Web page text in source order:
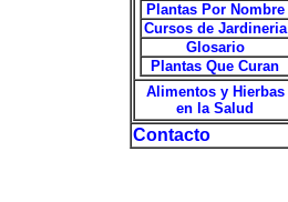
Plantas Por Nombre
Cursos de Jardineria
Glosario
Plantas Que Curan
Alimentos y Hierbas
en la Salud
Contacto